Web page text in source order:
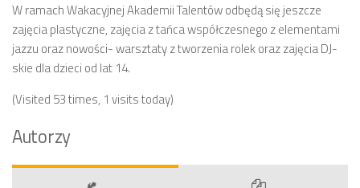
W ramach Wakacyjnej Akademii Talentów odbędą się jeszcze
zajęcia plastyczne, zajęcia z tańca współczesnego z elementami
jazzu oraz nowości- warsztaty z tworzenia rolek oraz zajęcia DJ-
skie dla dzieci od lat 14.
(Visited 53 times, 1 visits today)
Autorzy